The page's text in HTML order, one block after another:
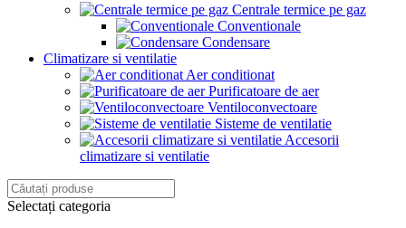
Centrale termice pe gaz
Conventionale
Condensare
Climatizare si ventilatie
Aer conditionat
Purificatoare de aer
Ventiloconvectoare
Sisteme de ventilatie
Accesorii
climatizare si ventilatie
Selectați categoria